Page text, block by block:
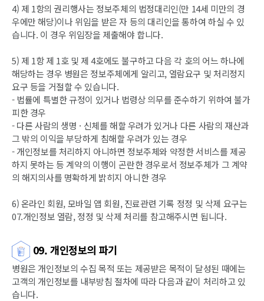
4) 제 1항의 권리행사는 정보주체의 법정대리인(만 14세 미만의 경
우에만 해당)이나 위임을 받은 자 등의 대리인을 통하여 하실 수 있
습니다. 이 경우 위임장을 제출해야 합니다.
5) 제 1항 제 1호 및 제 4호에도 불구하고 다음 각 호의 어느 하나에
해당하는 경우 병원은 정보주체에게 알리고, 열람요구 및 처리정지
요구 등을 거절할 수 있습니다.
- 법률에 특별한 규정이 있거나 법령상 의무를 준수하기 위하여 불가
피한 경우
- 다른 사람의 생명 · 신체를 해할 우려가 있거나 다른 사람의 재산과
그 밖의 이익을 부당하게 침해할 우려가 있는 경우
- 개인정보를 처리하지 아니하면 정보주체와 약정한 서비스를 제공
하지 못하는 등 계약의 이행이 곤란한 경우로서 정보주체가 그 계약
의 해지의사를 명확하게 밝히지 아니한 경우
6) 온라인 회원, 모바일 앱 회원, 진료관련 기록 정정 및 삭제 요구는
07.개인정보 열람, 정정 및 삭제 처리를 참고해주시면 됩니다.
09. 개인정보의 파기
병원은 개인정보의 수집 목적 또는 제공받은 목적이 달성된 때에는
고객의 개인정보를 내부방침 절차에 따라 다음과 같이 처리하고 있
습니다.